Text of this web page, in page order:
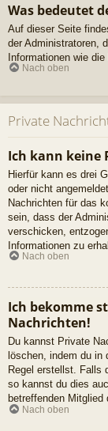
Was bedeutet
Auf dieser Seite
der Administratoren,
Informationen wie
Nach oben
Private
Ich kann keine
Hierfür kann es drei
oder nicht
Nachrichten für das
sein, dass der
verschicken,
Informationen zu
Nach oben
Ich bekomme
Nachrichten!
Du kannst Private
löschen, indem du in
Regel erstellst. Falls
so kannst du dies
betreffenden
Nach oben